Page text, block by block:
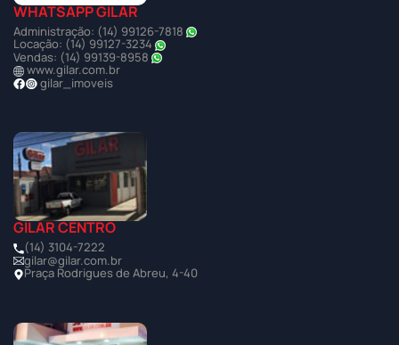
WHATSAPP GILAR
Administração: (14) 99126-7818
Locação: (14) 99127-3234
Vendas: (14) 99139-8958
www.gilar.com.br
gilar_imoveis
GILAR CENTRO
(14) 3104-7222
gilar@gilar.com.br
Praça Rodrigues de Abreu, 4-40